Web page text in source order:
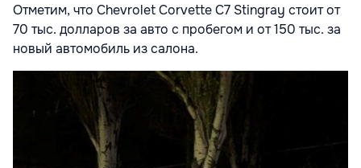
Отметим, что Chevrolet Corvette C7 Stingray стоит от
70 тыс. долларов за авто с пробегом и от 150 тыс. за
новый автомобиль из салона.